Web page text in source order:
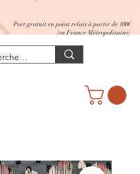
Port gratuit en point relais à partir de 100€
(en France Métropolitaine)